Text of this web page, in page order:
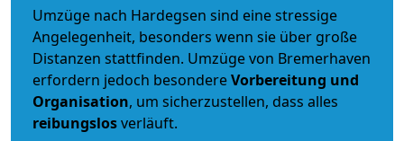
Umzüge nach Hardegsen sind eine stressige
Angelegenheit, besonders wenn sie über große
Distanzen stattfinden. Umzüge von Bremerhaven
erfordern jedoch besondereVorbereitung und
Organisation, um sicherzustellen, dass alles
reibungslosverläuft.